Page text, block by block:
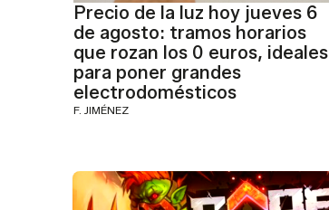
Precio de la luz hoy jueves 6
de agosto: tramos horarios
que rozan los 0 euros, ideales
para poner grandes
electrodomésticos
F. JIMÉNEZ